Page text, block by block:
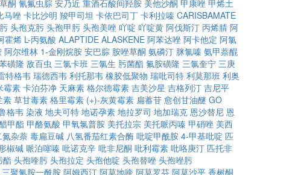
酮 氰氟虫腙 安乃近 重酒石酸间羟胺 美他沙酮 甲康唑 甲烯土
马唑 卡比沙明 羧甲司坦 卡依巴司丁 卡利拉嗪 CARISBAMATE
头孢克肟 头孢甲肟 头孢美唑 吖啶 吖啶黄 阿伐斯汀 丙烯腈 阿
霍烯 L-丙氨酸 ALAPTIDE ALASKENE 阿苯达唑 阿卡他定 阿氯
阿尔维林 1-金刚烷胺 安巴腙 胺唑草酮 氨磷汀 脒氯嗪 氨甲萘醌
磺隆 敌百虫 三氯卡班 三氯生 肟菌酯 氟胺磺隆 三氯奎宁 三庚
特格韦 瑞德西韦 利托那韦 橡胶低聚物 瑞吡司特 利莫那班 利奥
霉素 卡泊芬净 天麻素 格尔德霉素 吉美沙星 吉格列汀 吉尼平
素 草甘毒素 格里霉素 (+)-灰黄霉素 扁蓄苷 愈创甘油醚 GO
格韦 染液 地夫可特 地诺孕素 地拉罗司 地加瑞克 恩沙替尼 恩
甲酯 甲酪氨酸 甲氧氯普胺 美托拉宗 美托哌丙嗪 甲硝唑 美西
杂萘毒扁豆碱 八氢番茄红素合酶 吡啶甲酰胺 4-甲基吡啶 匹
椒碱 哌泊噻嗪 吡诺克辛 吡非尼酮 吡利霉素 吡咯庚汀 匹托非
酯 头孢喹肟 头孢拉定 头孢他啶 头孢替唑 头孢唑肟
三聚氰胺一酰胺 阿姆西汀 阿莫地喹 阿莫罗芬 阿莫沙平 香树酮